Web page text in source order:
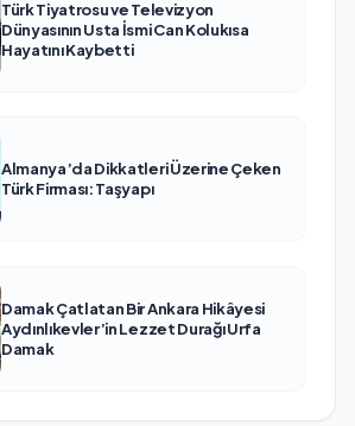
Türk Tiyatrosu ve Televizyon
Dünyasının Usta İsmi Can Kolukısa
Hayatını Kaybetti
Almanya’da Dikkatleri Üzerine Çeken
Türk Firması: Taşyapı
Damak Çatlatan Bir Ankara Hikâyesi
Aydınlıkevler’in Lezzet Durağı Urfa
Damak